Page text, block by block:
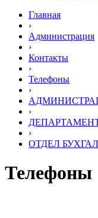
Главная
›
Администрация
›
Контакты
›
Телефоны
›
›
›
ОТДЕЛ
Телефоны